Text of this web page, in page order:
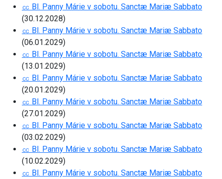
㏄ Bl. Panny Márie v sobotu. Sanctæ Mariæ Sabbato
(30.12.2028)
㏄ Bl. Panny Márie v sobotu. Sanctæ Mariæ Sabbato
(06.01.2029)
㏄ Bl. Panny Márie v sobotu. Sanctæ Mariæ Sabbato
(13.01.2029)
㏄ Bl. Panny Márie v sobotu. Sanctæ Mariæ Sabbato
(20.01.2029)
㏄ Bl. Panny Márie v sobotu. Sanctæ Mariæ Sabbato
(27.01.2029)
㏄ Bl. Panny Márie v sobotu. Sanctæ Mariæ Sabbato
(03.02.2029)
㏄ Bl. Panny Márie v sobotu. Sanctæ Mariæ Sabbato
(10.02.2029)
㏄ Bl. Panny Márie v sobotu. Sanctæ Mariæ Sabbato